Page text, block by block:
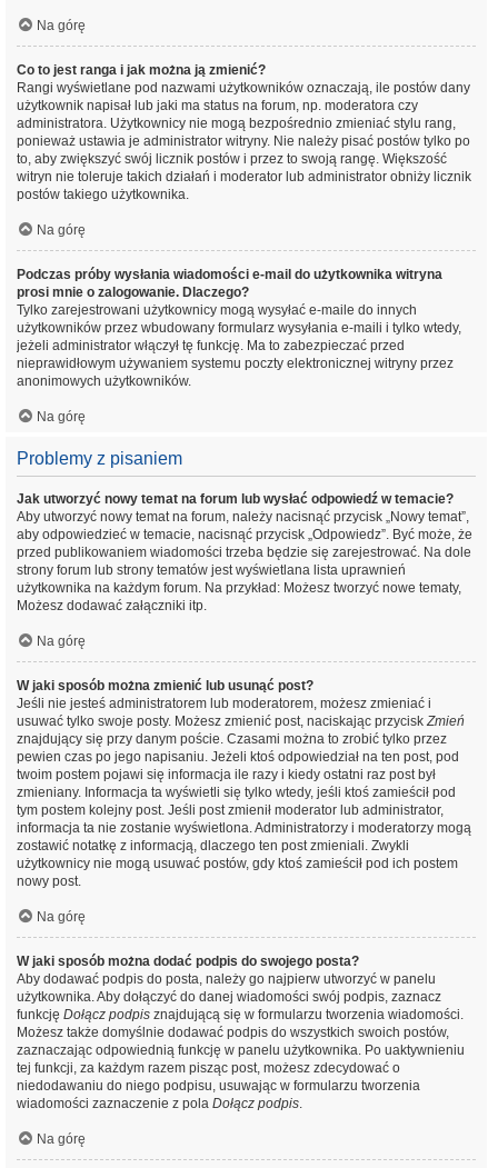
Na górę
Co to jest ranga i jak można ją zmienić?
Rangi wyświetlane pod nazwami użytkowników oznaczają, ile postów dany
użytkownik napisał lub jaki ma status na forum, np. moderatora czy
administratora. Użytkownicy nie mogą bezpośrednio zmieniać stylu rang,
ponieważ ustawia je administrator witryny. Nie należy pisać postów tylko po
to, aby zwiększyć swój licznik postów i przez to swoją rangę. Większość
witryn nie toleruje takich działań i moderator lub administrator obniży licznik
postów takiego użytkownika.
Na górę
Podczas próby wysłania wiadomości e-mail do użytkownika witryna
prosi mnie o zalogowanie. Dlaczego?
Tylko zarejestrowani użytkownicy mogą wysyłać e-maile do innych
użytkowników przez wbudowany formularz wysyłania e-maili i tylko wtedy,
jeżeli administrator włączył tę funkcję. Ma to zabezpieczać przed
nieprawidłowym używaniem systemu poczty elektronicznej witryny przez
anonimowych użytkowników.
Na górę
Problemy z pisaniem
Jak utworzyć nowy temat na forum lub wysłać odpowiedź w temacie?
Aby utworzyć nowy temat na forum, należy nacisnąć przycisk „Nowy temat”,
aby odpowiedzieć w temacie, nacisnąć przycisk „Odpowiedz”. Być może, że
przed publikowaniem wiadomości trzeba będzie się zarejestrować. Na dole
strony forum lub strony tematów jest wyświetlana lista uprawnień
użytkownika na każdym forum. Na przykład: Możesz tworzyć nowe tematy,
Możesz dodawać załączniki itp.
Na górę
W jaki sposób można zmienić lub usunąć post?
Jeśli nie jesteś administratorem lub moderatorem, możesz zmieniać i
usuwać tylko swoje posty. Możesz zmienić post, naciskając przyciskZmień
znajdujący się przy danym poście. Czasami można to zrobić tylko przez
pewien czas po jego napisaniu. Jeżeli ktoś odpowiedział na ten post, pod
twoim postem pojawi się informacja ile razy i kiedy ostatni raz post był
zmieniany. Informacja ta wyświetli się tylko wtedy, jeśli ktoś zamieścił pod
tym postem kolejny post. Jeśli post zmienił moderator lub administrator,
informacja ta nie zostanie wyświetlona. Administratorzy i moderatorzy mogą
zostawić notatkę z informacją, dlaczego ten post zmieniali. Zwykli
użytkownicy nie mogą usuwać postów, gdy ktoś zamieścił pod ich postem
nowy post.
Na górę
W jaki sposób można dodać podpis do swojego posta?
Aby dodawać podpis do posta, należy go najpierw utworzyć w panelu
użytkownika. Aby dołączyć do danej wiadomości swój podpis, zaznacz
funkcję Dołącz podpis znajdującą się w formularzu tworzenia wiadomości.
Możesz także domyślnie dodawać podpis do wszystkich swoich postów,
zaznaczając odpowiednią funkcję w panelu użytkownika. Po uaktywnieniu
tej funkcji, za każdym razem pisząc post, możesz zdecydować o
niedodawaniu do niego podpisu, usuwając w formularzu tworzenia
wiadomości zaznaczenie z pola Dołącz podpis.
Na górę